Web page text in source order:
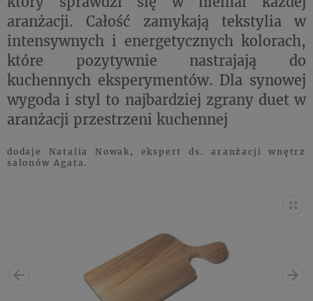
aranżacji. Całość zamykają tekstylia w
intensywnych i energetycznych kolorach,
które pozytywnie nastrajają do
kuchennych eksperymentów. Dla synowej
wygoda i styl to najbardziej zgrany duet w
aranżacji przestrzeni kuchennej
dodaje Natalia Nowak, ekspert ds. aranżacji wnętrz
salonów Agata.